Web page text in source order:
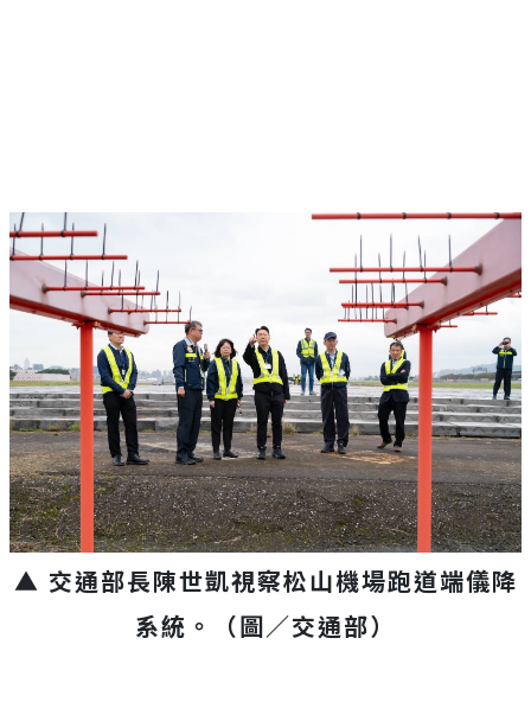
▲ 交通部長陳世凱視察松山機場跑道端儀降
系統。（圖／交通部）